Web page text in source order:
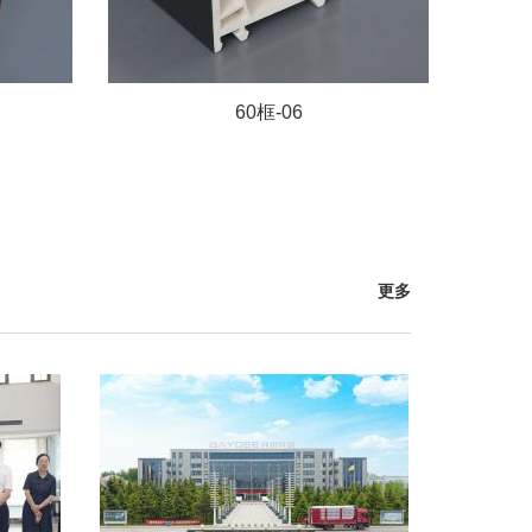
60框-06
更多